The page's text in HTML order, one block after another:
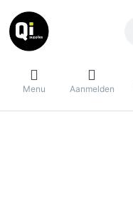
Menu Aanmelden